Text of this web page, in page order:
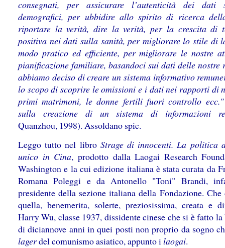
consegnati, per assicurare l’autenticità dei dati
demografici, per ubbidire allo spirito di ricerca
riportare la verità, dire la verità, per la crescita di
positiva nei dati sulla sanità, per migliorare lo stile di
modo pratico ed efficiente, per migliorare le nostre
pianificazione familiare, basandoci sui dati delle nostre
abbiamo deciso di creare un sistema informativo
lo scopo di scoprire le omissioni e i dati nei rapporti di
primi matrimoni, le donne fertili fuori controllo ecc."
sulla creazione di un sistema di informazioni
Quanzhou, 1998). Assoldano spie.
Leggo tutto nel libro Strage di innocenti. La politica
unico in Cina, prodotto dalla Laogai Research
Washington e la cui edizione italiana è stata curata da
Romana Poleggi e da Antonello "Toni" Brandi,
presidente della sezione italiana della Fondazione.
quella, benemerita, solerte, preziosissima, creata e
Harry Wu, classe 1937, dissidente cinese che si è fatto
di diciannove anni in quei posti non proprio da sogno
lagerdel comunismo asiatico, appunto ilaogai.